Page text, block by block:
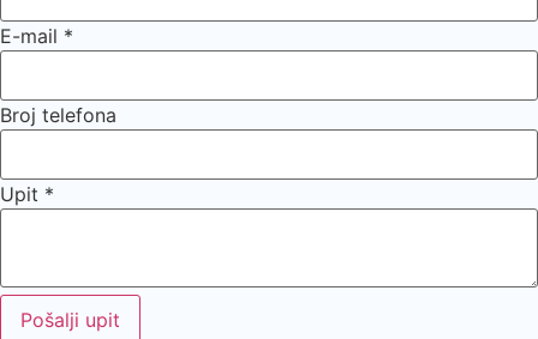
E-mail *
Broj telefona
Upit *
Pošalji upit